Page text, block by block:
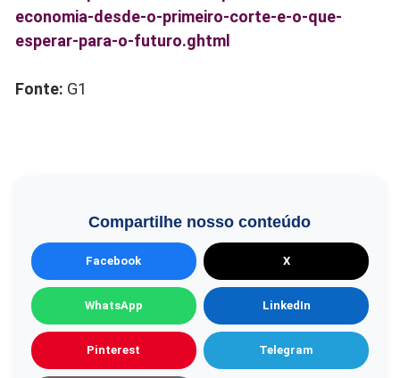
economia-desde-o-primeiro-corte-e-o-que-
esperar-para-o-futuro.ghtml
Fonte: G1
Compartilhe nosso conteúdo
Facebook X
WhatsApp LinkedIn
Pinterest Telegram